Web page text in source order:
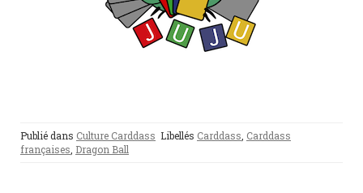
Publié dans Culture Carddass Libellés Carddass, Carddass
françaises, Dragon Ball